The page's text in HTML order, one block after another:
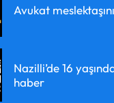
Avukat
Nazilli’de 16
haber